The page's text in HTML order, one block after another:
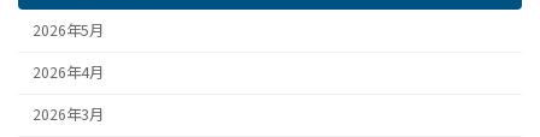
2026年5月
2026年4月
2026年3月